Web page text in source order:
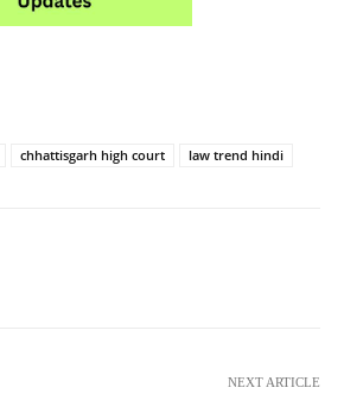
chhattisgarh high court law trend hindi
NEXT ARTICLE